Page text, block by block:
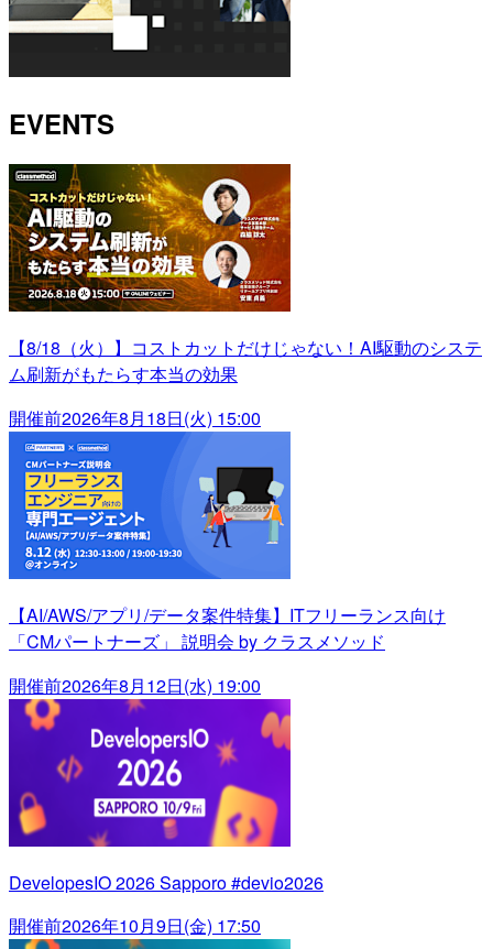
EVENTS
【8/18（火）】コストカットだけじゃない！AI駆動のシステ
ム刷新がもたらす本当の効果
開催前2026年8月18日(火) 15:00
【AI/AWS/アプリ/データ案件特集】ITフリーランス向け
「CMパートナーズ」 説明会 by クラスメソッド
開催前2026年8月12日(水) 19:00
DevelopesIO 2026 Sapporo #devio2026
開催前2026年10月9日(金) 17:50